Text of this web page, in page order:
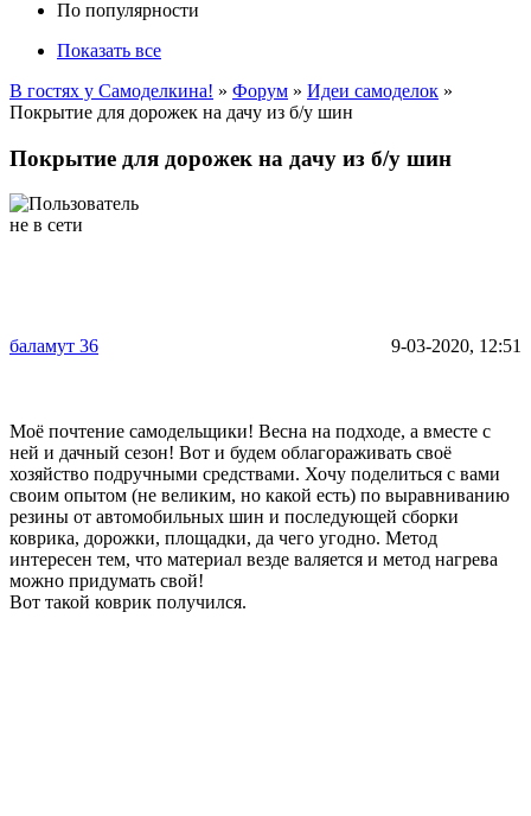
По популярности
Показать все
В гостях у Самоделкина! » Форум » Идеи самоделок »
Покрытие для дорожек на дачу из б/у шин
Покрытие для дорожек на дачу из б/у шин
баламут 36 9-03-2020, 12:51
Моё почтение самодельщики! Весна на подходе, а вместе с
ней и дачный сезон! Вот и будем облагораживать своё
хозяйство подручными средствами. Хочу поделиться с вами
своим опытом (не великим, но какой есть) по выравниванию
резины от автомобильных шин и последующей сборки
коврика, дорожки, площадки, да чего угодно. Метод
интересен тем, что материал везде валяется и метод нагрева
можно придумать свой!
Вот такой коврик получился.